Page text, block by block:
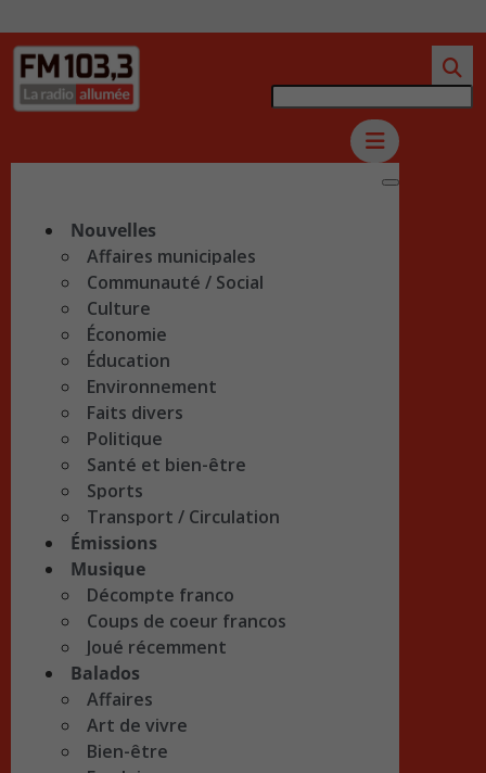
Nouvelles
Affaires municipales
Communauté / Social
Culture
Économie
Éducation
Environnement
Faits divers
Politique
Santé et bien-être
Sports
Transport / Circulation
Émissions
Musique
Décompte franco
Coups de coeur francos
Joué récemment
Balados
Affaires
Art de vivre
Bien-être